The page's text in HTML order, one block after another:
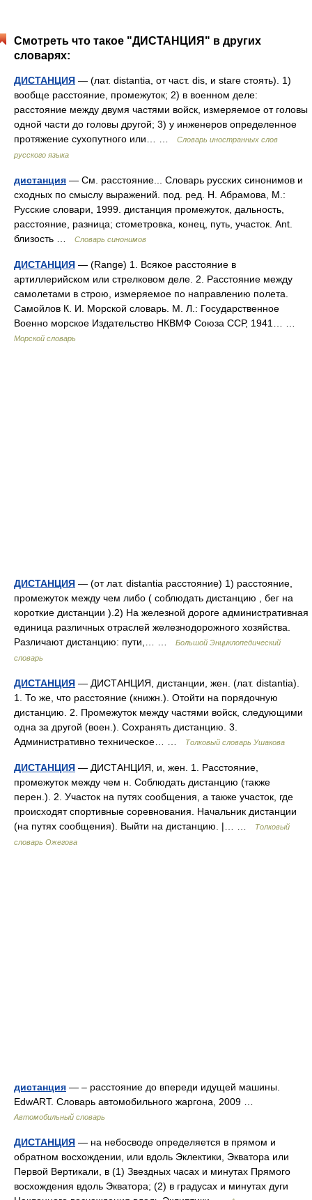
Смотреть что такое "ДИСТАНЦИЯ" в других
словарях:
ДИСТАНЦИЯ — (лат. distantia, от част. dis, и stare стоять). 1)
вообще расстояние, промежуток; 2) в военном деле:
расстояние между двумя частями войск, измеряемое от головы
одной части до головы другой; 3) у инженеров определенное
протяжение сухопутного или… …
Словарь иностранных слов
русского языка
дистанция — См. расстояние... Словарь русских синонимов и
сходных по смыслу выражений. под. ред. Н. Абрамова, М.:
Русские словари, 1999. дистанция промежуток, дальность,
расстояние, разница; стометровка, конец, путь, участок. Ant.
близость …
Словарь синонимов
ДИСТАНЦИЯ — (Range) 1. Всякое расстояние в
артиллерийском или стрелковом деле. 2. Расстояние между
самолетами в строю, измеряемое по направлению полета.
Самойлов К. И. Морской словарь. М. Л.: Государственное
Военно морское Издательство НКВМФ Союза ССР, 1941… …
Морской словарь
ДИСТАНЦИЯ — (от лат. distantia расстояние) 1) расстояние,
промежуток между чем либо ( соблюдать дистанцию , бег на
короткие дистанции ).2) На железной дороге административная
единица различных отраслей железнодорожного хозяйства.
Различают дистанцию: пути,… …
Большой Энциклопедический
словарь
ДИСТАНЦИЯ — ДИСТАНЦИЯ, дистанции, жен. (лат. distantia).
1. То же, что расстояние (книжн.). Отойти на порядочную
дистанцию. 2. Промежуток между частями войск, следующими
одна за другой (воен.). Сохранять дистанцию. 3.
Административно техническое… …
Толковый словарь Ушакова
ДИСТАНЦИЯ — ДИСТАНЦИЯ, и, жен. 1. Расстояние,
промежуток между чем н. Соблюдать дистанцию (также
перен.). 2. Участок на путях сообщения, а также участок, где
происходят спортивные соревнования. Начальник дистанции
(на путях сообщения). Выйти на дистанцию. |… …
Толковый
словарь Ожегова
дистанция — – расстояние до впереди идущей машины.
EdwART. Словарь автомобильного жаргона, 2009 …
Автомобильный словарь
ДИСТАНЦИЯ — на небосводе определяется в прямом и
обратном восхождении, или вдоль Эклектики, Экватора или
Первой Вертикали, в (1) Звездных часах и минутах Прямого
восхождения вдоль Экватора; (2) в градусах и минутах дуги